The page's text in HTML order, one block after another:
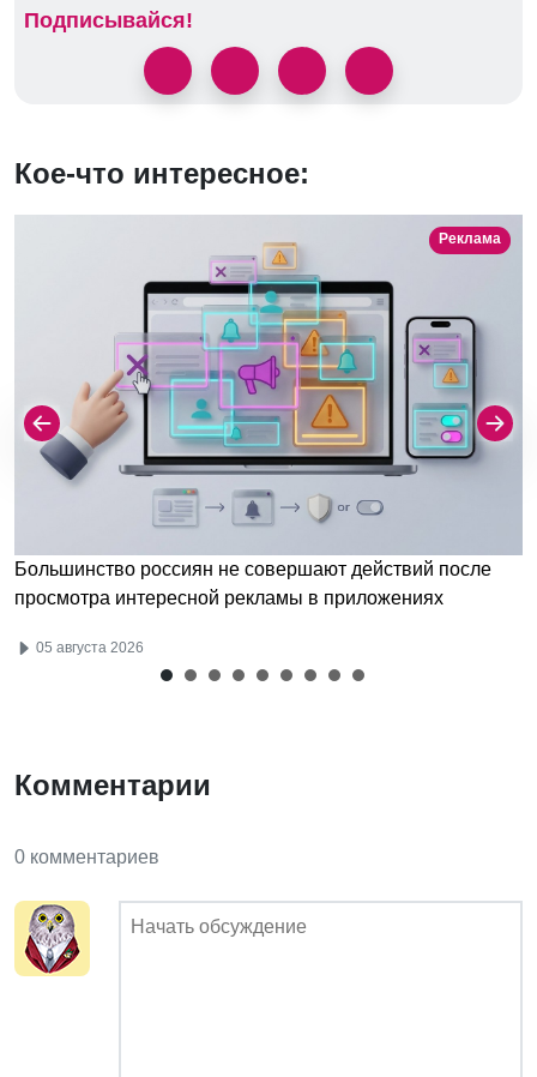
Подписывайся!
Кое-что интересное:
Реклама
Большинство россиян не совершают действий после
просмотра интересной рекламы в приложениях
05 августа 2026
Комментарии
0 комментариев